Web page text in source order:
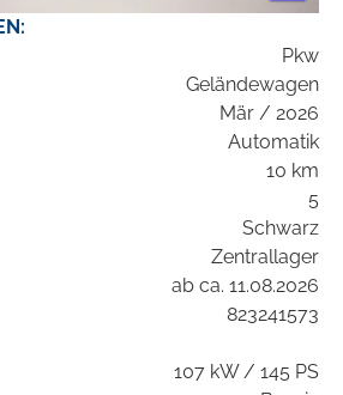
Pkw
Geländewagen
Mär / 2026
Automatik
10 km
5
Schwarz
Zentrallager
ab ca. 11.08.2026
823241573
107 kW / 145 PS